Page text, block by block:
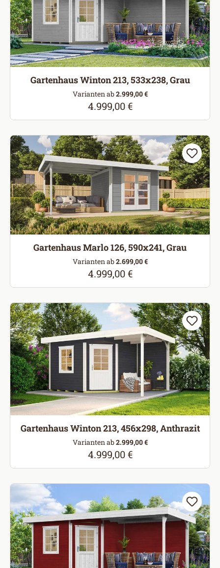
Gartenhaus Winton 213, 533x238, Grau
Varianten ab2.999,00 €
Regulärer Preis:
4.999,00 €
Gartenhaus Marlo 126, 590x241, Grau
Varianten ab2.699,00 €
Regulärer Preis:
4.999,00 €
Gartenhaus Winton 213, 456x298, Anthrazit
Varianten ab2.999,00 €
Regulärer Preis:
4.999,00 €